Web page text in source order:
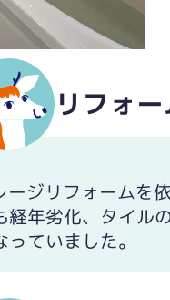
リフォ
ジリフォームを
年劣化、タイル
ていました。
窓も一回り小さ